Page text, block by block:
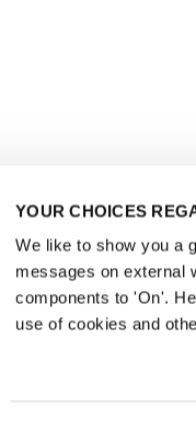
YOUR CHOICES
We like to show you a
messages on external
components to 'On'.
use of cookies and